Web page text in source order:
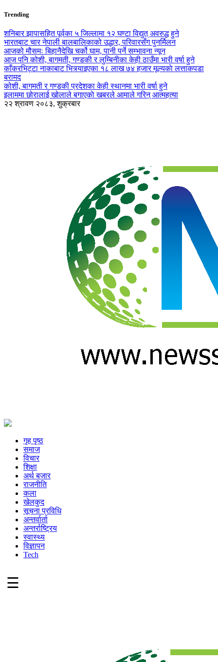
Trending
शनिबार झापासहित पूर्वका ५ जिल्लामा १२ घण्टा विद्युत् अवरुद्ध हुने
भारतबाट चार नेपाली बालबालिकाको उद्धार, परिवारसँग पुनर्मिलन
आजको मौसमः बिहानैदेखि चर्को घाम, पानी पर्ने सम्भावना न्यून
आज पनि कोशी, बागमती, गण्डकी र लुम्बिनीका केही ठाउँमा भारी वर्षा हुने
काँकरभिट्टा नाकाबाट भित्र्याइएका १८ लाख ७४ हजार मूल्यकाे लत्ताकपडा
बरामद
कोशी, बागमती र गण्डकी प्रदेशका केही स्थानमा भारी वर्षा हुने
इलाममा छोरालाई खोलाले बगाएकाे खबरले आमाले गरिन् आत्महत्या
२२ श्रावण २०८३, शुक्रबार
गृह पृष्ठ
समाज
विचार
शिक्षा
अर्थ बजार
राजनीति
कला
खेलकुद
सूचना प्रविधि
अन्तर्वार्ता
अन्तर्राष्ट्रिय
स्वास्थ्य
विज्ञापन
Tech
☰